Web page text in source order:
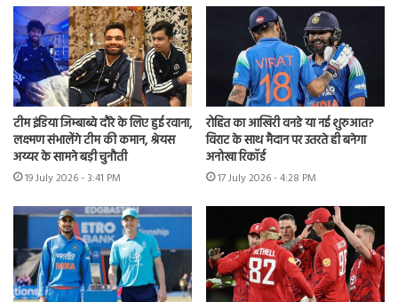
टीम इंडिया जिम्बाब्वे दौरे के लिए हुई रवाना,
लक्ष्मण संभालेंगे टीम की कमान, श्रेयस
अय्यर के सामने बड़ी चुनौती
19 July 2026 - 3:41 PM
रोहित का आखिरी वनडे या नई शुरुआत?
विराट के साथ मैदान पर उतरते ही बनेगा
अनोखा रिकॉर्ड
17 July 2026 - 4:28 PM